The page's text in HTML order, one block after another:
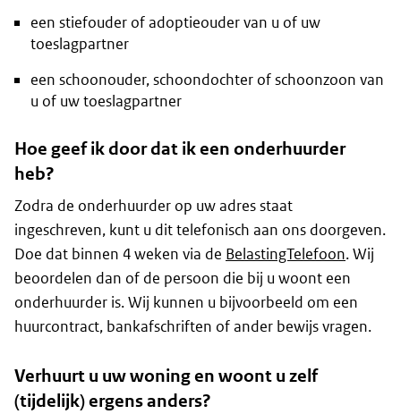
een stiefouder of adoptieouder van u of uw
toeslagpartner
een schoonouder, schoondochter of schoonzoon van
u of uw toeslagpartner
Hoe geef ik door dat ik een onderhuurder
heb?
Zodra de onderhuurder op uw adres staat
ingeschreven, kunt u dit telefonisch aan ons doorgeven.
Doe dat binnen 4 weken via de BelastingTelefoon. Wij
beoordelen dan of de persoon die bij u woont een
onderhuurder is. Wij kunnen u bijvoorbeeld om een
huurcontract, bankafschriften of ander bewijs vragen.
Verhuurt u uw woning en woont u zelf
(tijdelijk) ergens anders?